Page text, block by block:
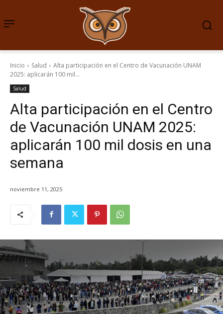
Inicio Salud
Alta participación en el Centro de Vacunación UNAM
2025: aplicarán 100 mil...
Salud
Alta participación en el Centro
de Vacunación UNAM 2025:
aplicarán 100 mil dosis en una
semana
noviembre 11, 2025